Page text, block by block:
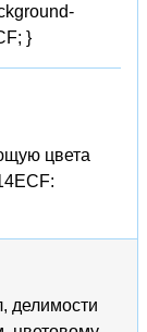
}
цвета
делимости